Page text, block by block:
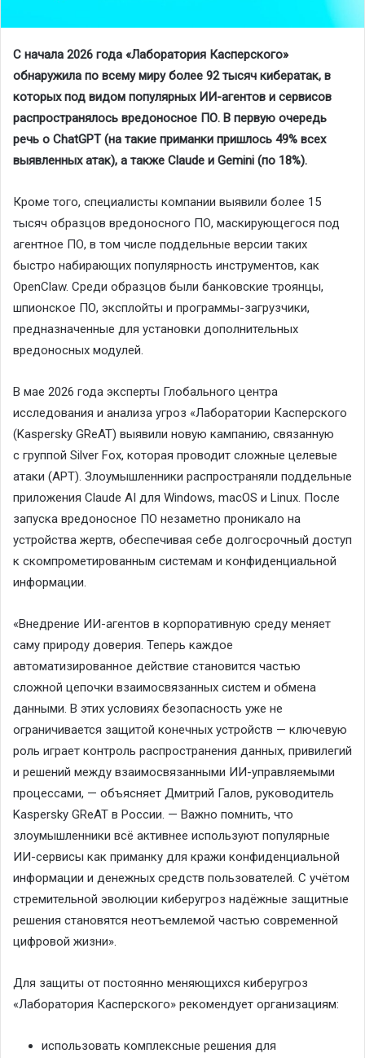
С начала 2026 года «Лаборатория Касперского»
обнаружила по всему миру более 92 тысяч кибератак, в
которых под видом популярных ИИ-агентов и сервисов
распространялось вредоносное ПО. В первую очередь
речь о ChatGPT (на такие приманки пришлось 49% всех
выявленных атак), а также Claude и Gemini (по 18%).
Кроме того, специалисты компании выявили более 15
тысяч образцов вредоносного ПО, маскирующегося под
агентное ПО, в том числе поддельные версии таких
быстро набирающих популярность инструментов, как
OpenClaw. Среди образцов были банковские троянцы,
шпионское ПО, эксплойты и программы-загрузчики,
предназначенные для установки дополнительных
вредоносных модулей.
В мае 2026 года эксперты Глобального центра
исследования и анализа угроз «Лаборатории Касперского
(Kaspersky GReAT) выявили новую кампанию, связанную
с группой Silver Fox, которая проводит сложные целевые
атаки (APT). Злоумышленники распространяли поддельные
приложения Claude AI для Windows, macOS и Linux. После
запуска вредоносное ПО незаметно проникало на
устройства жертв, обеспечивая себе долгосрочный доступ
к скомпрометированным системам и конфиденциальной
информации.
«Внедрение ИИ-агентов в корпоративную среду меняет
саму природу доверия. Теперь каждое
автоматизированное действие становится частью
сложной цепочки взаимосвязанных систем и обмена
данными. В этих условиях безопасность уже не
ограничивается защитой конечных устройств — ключевую
роль играет контроль распространения данных, привилегий
и решений между взаимосвязанными ИИ-управляемыми
процессами, — объясняет Дмитрий Галов, руководитель
Kaspersky GReAT в России. — Важно помнить, что
злоумышленники всё активнее используют популярные
ИИ-сервисы как приманку для кражи конфиденциальной
информации и денежных средств пользователей. С учётом
стремительной эволюции киберугроз надёжные защитные
решения становятся неотъемлемой частью современной
цифровой жизни».
Для защиты от постоянно меняющихся киберугроз
«Лаборатория Касперского» рекомендует организациям:
использовать комплексные решения для